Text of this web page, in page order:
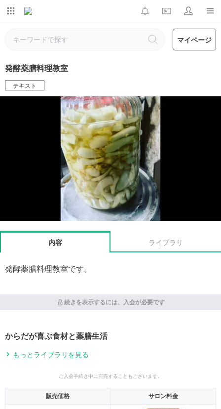
マイページ
発酵薬膳料理教室
テキスト
内容 ライブラリ
発酵薬膳料理教室です。
続きを表示するには、入会が必要です
からだが喜ぶ食材と薬膳生活
もっとライブラリを見る
ご入会手続き中に完売することもございます。
販売価格 サロン料金